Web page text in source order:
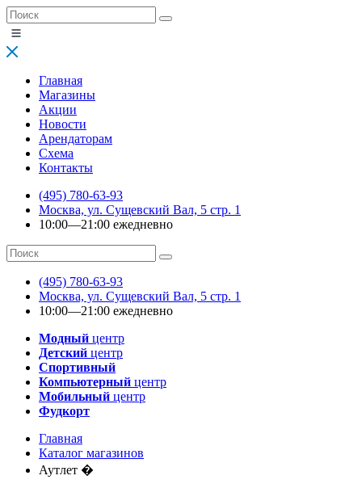
Главная
Магазины
Акции
Новости
Арендаторам
Схема
Контакты
(495) 780-63-93
Москва, ул. Сущевский Вал, 5 стр. 1
10:00—21:00 ежедневно
(495) 780-63-93
Москва, ул. Сущевский Вал, 5 стр. 1
10:00—21:00 ежедневно
Модный центр
Детский центр
Спортивный
Компьютерный центр
Мобильный центр
Фудкорт
Главная
Каталог магазинов
Аутлет �